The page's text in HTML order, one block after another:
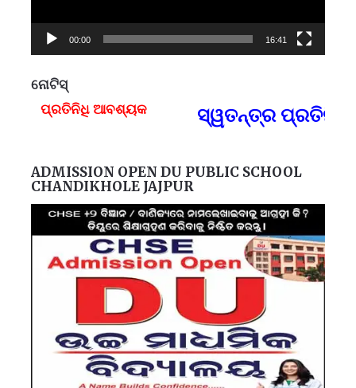
00:00 16:41
ନୋଟିସ୍
ପ୍ରତିନିଧି ଆବଶ୍ୟକ
ସ୍ୱତନ୍ତ୍ର ପ୍ରତିନିଧି
ADMISSION OPEN DU PUBLIC SCHOOL
CHANDIKHOLE JAJPUR